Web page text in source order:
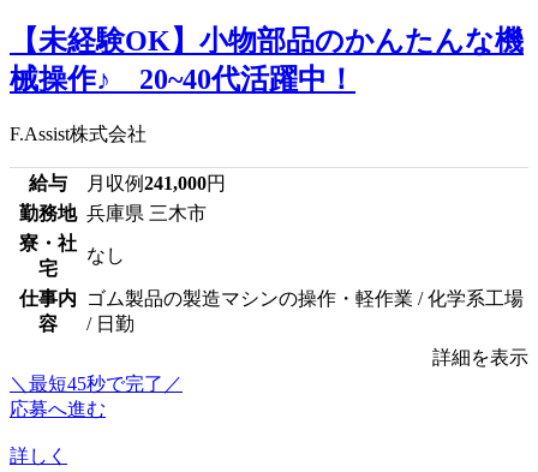
【未経験OK】小物部品のかんたんな機
械操作♪ 20~40代活躍中！
F.Assist株式会社
給与 月収例241,000円
勤務地 兵庫県 三木市
寮・社
宅
なし
仕事内
容
ゴム製品の製造マシンの操作・軽作業 / 化学系工場
/ 日勤
詳細を表示
＼最短45秒で完了／
応募へ進む
詳しく